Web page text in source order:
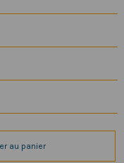
au panier
droits réservés